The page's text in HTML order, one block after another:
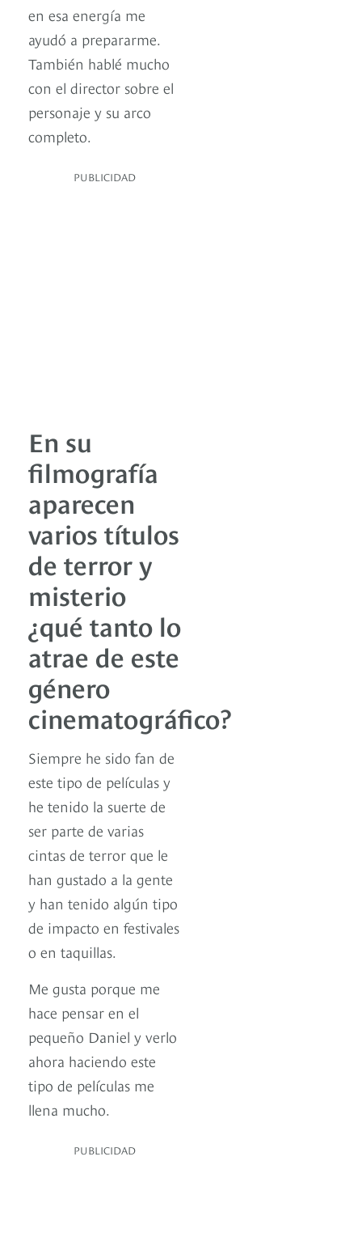
en esa energía me
ayudó a prepararme.
También hablé mucho
con el director sobre el
personaje y su arco
completo.
PUBLICIDAD
En su
filmografía
aparecen
varios títulos
de terror y
misterio
¿qué tanto lo
atrae de este
género
cinematográfico?
Siempre he sido fan de
este tipo de películas y
he tenido la suerte de
ser parte de varias
cintas de terror que le
han gustado a la gente
y han tenido algún tipo
de impacto en festivales
o en taquillas.
Me gusta porque me
hace pensar en el
pequeño Daniel y verlo
ahora haciendo este
tipo de películas me
llena mucho.
PUBLICIDAD